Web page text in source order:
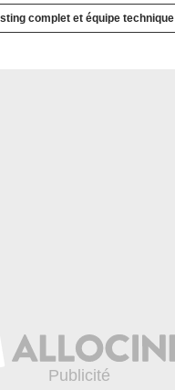
complet et équipe technique